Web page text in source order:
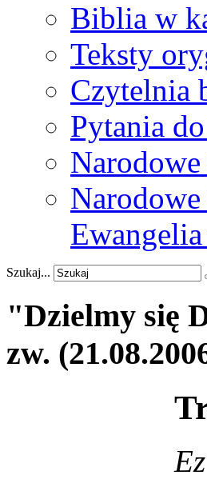
Biblia w
Teksty
Czytelnia
Pytania
Szukaj...
"Dzielmy się
zw.